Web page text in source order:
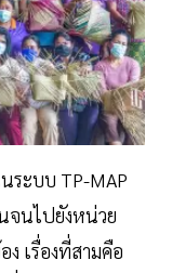
ระบบ TP-MAP
จนไปยังหน่วย
เรื่องที่สามคือ